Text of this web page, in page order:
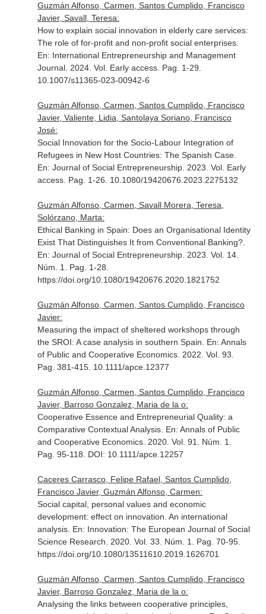
Guzmán Alfonso, Carmen, Santos Cumplido, Francisco
Javier, Savall, Teresa:
How to explain social innovation in elderly care services:
The role of for-profit and non-profit social enterprises.
En: International Entrepreneurship and Management
Journal. 2024. Vol. Early access. Pag. 1-29.
10.1007/s11365-023-00942-6
Guzmán Alfonso, Carmen, Santos Cumplido, Francisco
Javier, Valiente, Lidia, Santolaya Soriano, Francisco
José:
Social Innovation for the Socio-Labour Integration of
Refugees in New Host Countries: The Spanish Case.
En: Journal of Social Entrepreneurship. 2023. Vol. Early
access. Pag. 1-26. 10.1080/19420676.2023.2275132
Guzmán Alfonso, Carmen, Savall Morera, Teresa,
Solórzano, Marta:
Ethical Banking in Spain: Does an Organisational Identity
Exist That Distinguishes It from Conventional Banking?.
En: Journal of Social Entrepreneurship. 2023. Vol. 14.
Núm. 1. Pag. 1-28.
https://doi.org/10.1080/19420676.2020.1821752
Guzmán Alfonso, Carmen, Santos Cumplido, Francisco
Javier:
Measuring the impact of sheltered workshops through
the SROI: A case analysis in southern Spain. En: Annals
of Public and Cooperative Economics. 2022. Vol. 93.
Pag. 381-415. 10.1111/apce.12377
Guzmán Alfonso, Carmen, Santos Cumplido, Francisco
Javier, Barroso Gonzalez, Maria de la o:
Cooperative Essence and Entrepreneurial Quality: a
Comparative Contextual Analysis. En: Annals of Public
and Cooperative Economics. 2020. Vol. 91. Núm. 1.
Pag. 95-118. DOI: 10.1111/apce.12257
Caceres Carrasco, Felipe Rafael, Santos Cumplido,
Francisco Javier, Guzmán Alfonso, Carmen:
Social capital, personal values and economic
development: effect on innovation. An international
analysis. En: Innovation: The European Journal of Social
Science Research . 2020. Vol. 33. Núm. 1. Pag. 70-95.
https://doi.org/10.1080/13511610.2019.1626701
Guzmán Alfonso, Carmen, Santos Cumplido, Francisco
Javier, Barroso Gonzalez, Maria de la o:
Analysing the links between cooperative principles,